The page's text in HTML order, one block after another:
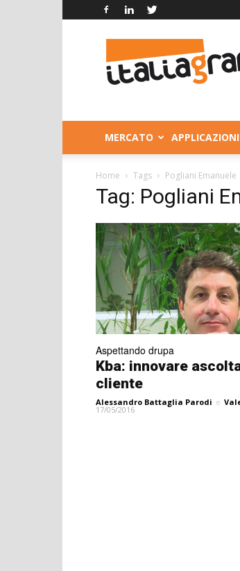
Grafica
MERCATO APPLICAZIONI
Home Tags Pogliani Emanuele
Tag: Pogliani
Aspettando drupa
Kba: innovare
cliente
Alessandro Battaglia Parodi e
17/05/2016